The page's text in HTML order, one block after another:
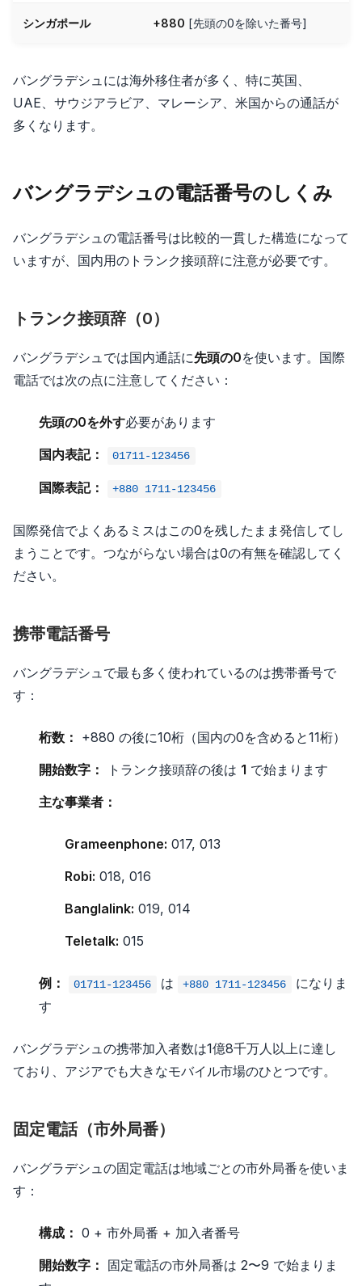
シンガポール +880 [先頭の0を除いた番号]
バングラデシュには海外移住者が多く、特に英国、
UAE、サウジアラビア、マレーシア、米国からの通話が
多くなります。
バングラデシュの電話番号のしくみ
バングラデシュの電話番号は比較的一貫した構造になって
いますが、国内用のトランク接頭辞に注意が必要です。
トランク接頭辞（0）
バングラデシュでは国内通話に先頭の0を使います。国際
電話では次の点に注意してください：
先頭の0を外す必要があります
国内表記：
01711-123456
国際表記： +880 1711-123456
国際発信でよくあるミスはこの0を残したまま発信してし
まうことです。つながらない場合は0の有無を確認してく
ださい。
携帯電話番号
バングラデシュで最も多く使われているのは携帯番号で
す：
桁数： +880 の後に10桁（国内の0を含めると11桁）
開始数字：
トランク接頭辞の後は 1 で始まります
主な事業者：
Grameenphone: 017, 013
Robi: 018, 016
Banglalink: 019, 014
Teletalk: 015
例： 01711-123456 は +880 1711-123456
になりま
す
バングラデシュの携帯加入者数は1億8千万人以上に達し
ており、アジアでも大きなモバイル市場のひとつです。
固定電話（市外局番）
バングラデシュの固定電話は地域ごとの市外局番を使いま
す：
構成： 0 + 市外局番 + 加入者番号
開始数字： 固定電話の市外局番は 2〜9 で始まりま